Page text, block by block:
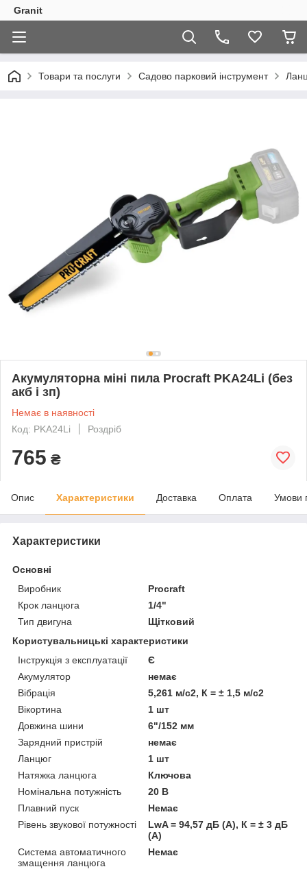
Granit
Товари та послуги Садово парковий інструмент
Акумуляторна міні пила Procraft PKA24Li (без
акб і зп)
Немає в наявності
Код: PKA24Li
Роздріб
765 ₴
Опис Характеристики Доставка Оплата Умови
Характеристики
Основні
Виробник
Procraft
Крок ланцюга
1/4"
Тип двигуна
Щітковий
Користувальницькі характеристики
Інструкція з експлуатації
Є
Акумулятор
немає
Вібрація
5,261 м/с2, К = ± 1,5 м/с2
Вікортина
1 шт
Довжина шини
6"/152 мм
Зарядний пристрій
немає
Ланцюг
1 шт
Натяжка ланцюга
Ключова
Номінальна потужність
20 В
Плавний пуск
Немає
Рівень звукової потужності
LwA = 94,57 дБ (А), К = ± 3 дБ
(А)
Система автоматичного
змащення ланцюга
Немає